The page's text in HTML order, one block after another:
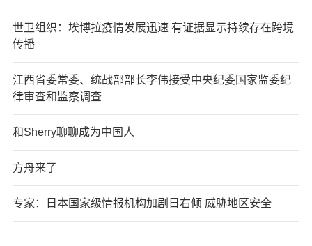
世卫组织：埃博拉疫情发展迅速 有证据显示持续存在跨境
传播
江西省委常委、统战部部长李伟接受中央纪委国家监委纪
律审查和监察调查
和Sherry聊聊成为中国人
方舟来了
专家：日本国家级情报机构加剧日右倾 威胁地区安全